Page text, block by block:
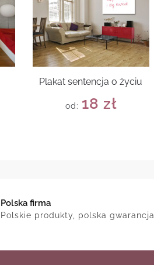
Plakat sentencja o życiu
od: 18 zł
Polska firma
Polskie produkty, polska gwarancja